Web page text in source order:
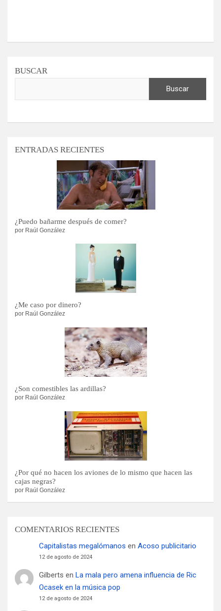
BUSCAR
Buscar
ENTRADAS RECIENTES
¿Puedo bañarme después de comer?
por Raúl González
¿Me caso por dinero?
por Raúl González
¿Son comestibles las ardillas?
por Raúl González
¿Por qué no hacen los aviones de lo mismo que hacen las
cajas negras?
por Raúl González
COMENTARIOS RECIENTES
Capitalistas megalómanos en Acoso publicitario
12 de agosto de 2024
Gilberts en La mala pero amena influencia de Ric
Ocasek en la música pop
12 de agosto de 2024